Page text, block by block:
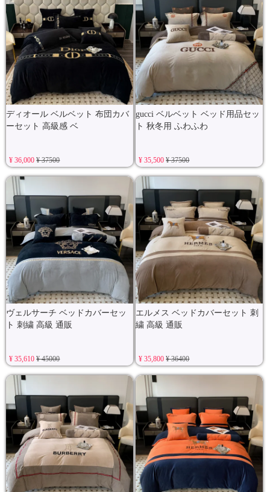
ディオール ベルベット 布団カバ
ーセット 高級感 ベ
¥ 36,000¥ 37500
gucci ベルベット ベッド用品セッ
ト 秋冬用 ふわふわ
¥ 35,500¥ 37500
ヴェルサーチ ベッドカバーセッ
ト 刺繍 高級 通販
¥ 35,610¥ 45000
エルメス ベッドカバーセット 刺
繍 高級 通販
¥ 35,800¥ 36400